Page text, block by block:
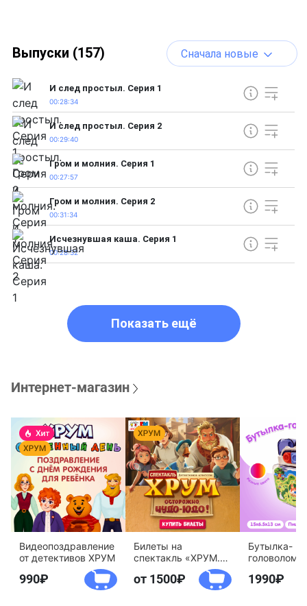
Выпуски (157) Сначала новые
И след простыл. Серия 1
00:28:34
И след простыл. Серия 2
00:29:40
Гром и молния. Серия 1
00:27:57
Гром и молния. Серия 2
00:31:34
Исчезнувшая каша. Серия 1
00:28:32
Показать ещё
Интернет-магазин
Видеопоздравление
от детективов ХРУМ
990
Билеты на
спектакль «ХРУМ.
Осторожно, Чудо-
Юдо!»
от 1500
Бутылка-
агентство
1990